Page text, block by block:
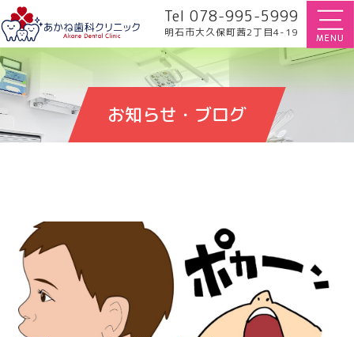
Tel 078-995-5999
明石市大久保町茜2丁目4-19
お知らせ・ブログ